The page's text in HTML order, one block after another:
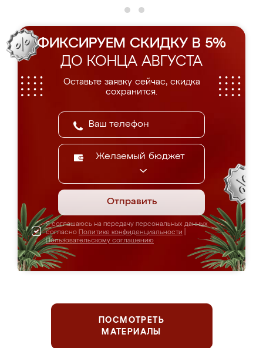
ФИКСИРУЕМ СКИДКУ В 5%
ДО КОНЦА АВГУСТА
Оставьте заявку сейчас, скидка
сохранится.
Желаемый бюджет
Отправить
Я соглашаюсь на передачу персональных данных
согласно Политике конфиденциальности
Пользовательскому соглашению
ПОСМОТРЕТЬ
МАТЕРИАЛЫ